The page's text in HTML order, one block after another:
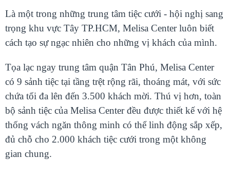
Là một trong những trung tâm tiệc cưới - hội nghị sang
trọng khu vực Tây TP.HCM, Melisa Center luôn biết
cách tạo sự ngạc nhiên cho những vị khách của mình.
Tọa lạc ngay trung tâm quận Tân Phú, Melisa Center
có 9 sảnh tiệc tại tầng trệt rộng rãi, thoáng mát, với sức
chứa tối đa lên đến 3.500 khách mời. Thú vị hơn, toàn
bộ sảnh tiệc của Melisa Center đều được thiết kế với hệ
thống vách ngăn thông minh có thể linh động sắp xếp,
đủ chỗ cho 2.000 khách tiệc cưới trong một không
gian chung.